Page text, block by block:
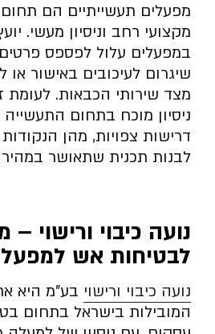
מפעלים תעשייתיים הם תחום
מקצועי רחב וניסיון מעשי.
במפעלים עלול לפספס
שיגרום לעיכובים באישור או
מצד שירותי הכבאות. לעומת
ניסיון מוכח בתחום התעשייה
דרישות צפויות, מהן הנקודות
לבנות תכנית שתאושר
נועה כיבוי ורישוי –
לבטיחות אש
נועה כיבוי ורישוי בע”מ היא
המובילות בישראל בתחום